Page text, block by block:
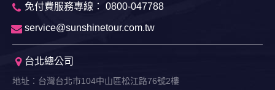
免付費服務專線： 0800-047788
service@sunshinetour.com.tw
台北總公司
地址：台灣台北市104中山區松江路76號2樓